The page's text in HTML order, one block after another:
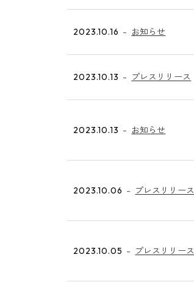
2023.10.16 お知らせ
2023.10.13 プレスリリース
2023.10.13 お知らせ
2023.10.06 プレスリリース
2023.10.05 プレスリリース